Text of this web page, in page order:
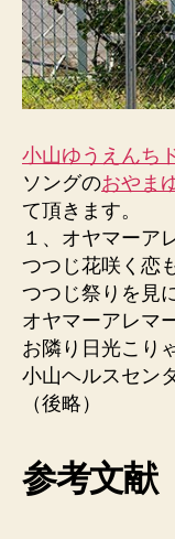
小山ゆうえんち
ソングのおやま
て頂きます。
１、オヤマー
つつじ花咲く恋
つつじ祭りを見
オヤマーアレマ
お隣り日光こり
小山ヘルスセン
（後略）
参考文献